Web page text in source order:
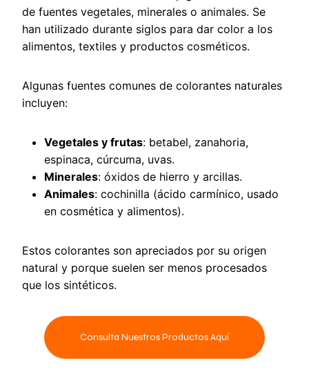
de fuentes vegetales, minerales o animales. Se
han utilizado durante siglos para dar color a los
alimentos, textiles y productos cosméticos.
Algunas fuentes comunes de colorantes naturales
incluyen:
Vegetales y frutas: betabel, zanahoria,
espinaca, cúrcuma, uvas.
Minerales: óxidos de hierro y arcillas.
Animales: cochinilla (ácido carmínico, usado
en cosmética y alimentos).
Estos colorantes son apreciados por su origen
natural y porque suelen ser menos procesados
que los sintéticos.
Consulta Nuestros Productos Aquí